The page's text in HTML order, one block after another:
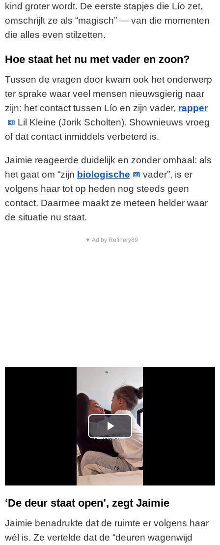
kind groter wordt. De eerste stapjes die Lío zet,
omschrijft ze als “magisch” — van die momenten
die alles even stilzetten.
Hoe staat het nu met vader en zoon?
Tussen de vragen door kwam ook het onderwerp
ter sprake waar veel mensen nieuwsgierig naar
zijn: het contact tussen Lío en zijn vader, rapper
Lil Kleine (Jorik Scholten). Shownieuws vroeg
of dat contact inmiddels verbeterd is.
Jaimie reageerde duidelijk en zonder omhaal: als
het gaat om “zijn biologische
vader”, is er
volgens haar tot op heden nog steeds geen
contact. Daarmee maakt ze meteen helder waar
de situatie nu staat.
▼ Ad by Refinery89
P
l
a
y
V
‘De deur staat open’, zegt Jaimie
Jaimie benadrukte dat de ruimte er volgens haar
wél is. Ze vertelde dat de “deuren wagenwijd